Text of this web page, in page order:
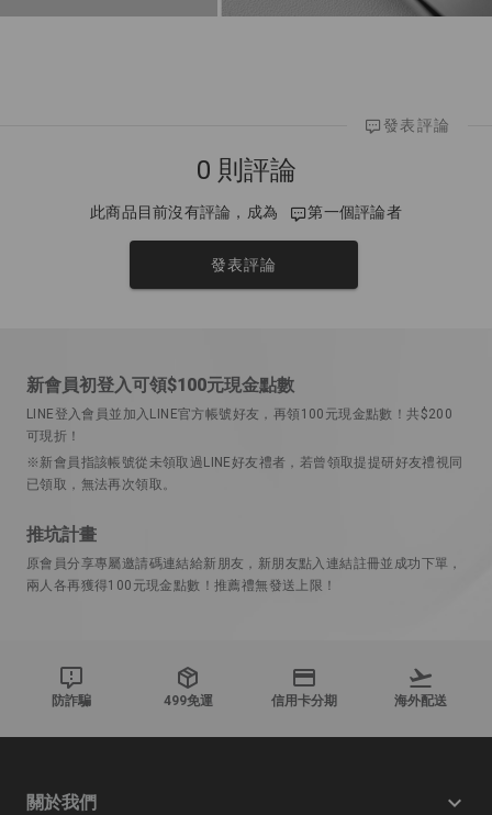
0 則評論
發表評論
此商品目前沒有評論，成為 第一個評論者
發表評論
新會員初登入可領$100元現金點數
LINE登入會員並加入LINE官方帳號好友，再領100元現金點數！共$200
可現折！
※新會員指該帳號從未領取過LINE好友禮者，若曾領取提提研好友禮視同
已領取，無法再次領取。
推坑計畫
原會員分享專屬邀請碼連結給新朋友，新朋友點入連結註冊並成功下單，
兩人各再獲得100元現金點數！推薦禮無發送上限！
防詐騙 499免運 信用卡分期 海外配送
關於我們